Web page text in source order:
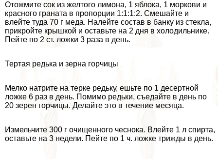
Отожмите сок из желтого лимона, 1 яблока, 1 моркови и
красного граната в пропорции 1:1:1:2. Смешайте и
влейте туда 70 г меда. Налейте состав в банку из стекла,
прикройте крышкой и оставьте на 2 дня в холодильнике.
Пейте по 2 ст. ложки 3 раза в день.
Тертая редька и зерна горчицы
Мелко натрите на терке редьку, ешьте по 1 десертной
ложке 6 раз в день. Помимо редьки, съедайте в день по
20 зерен горчицы. Делайте это в течение месяца.
Измельчите 300 г очищенного чеснока. Влейте 1 л спирта,
оставьте на 3 недели. Пейте по 1 ч. ложке трижды в день.